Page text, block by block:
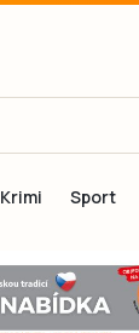
Krimi Sport